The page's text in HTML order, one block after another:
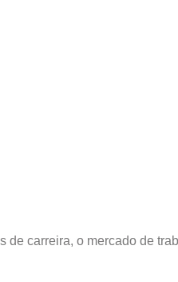
carreira, o mercado de